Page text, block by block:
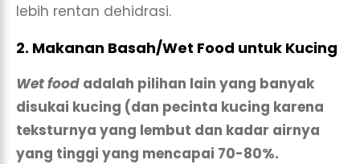
lebih rentan dehidrasi.
2. Makanan Basah/Wet Food untuk Kucing
Wet food adalah pilihan lain yang banyak
disukai kucing (dan pecinta kucing karena
teksturnya yang lembut dan kadar airnya
yang tinggi yang mencapai 70-80%.